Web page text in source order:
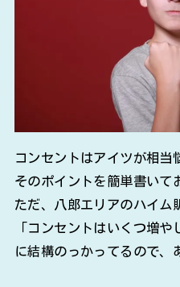
コンセントはアイツが相当
そのポイントを簡単書いて
ただ、八郎エリアのハイム
「コンセントはいくつ増や
に結構のっかってるので、